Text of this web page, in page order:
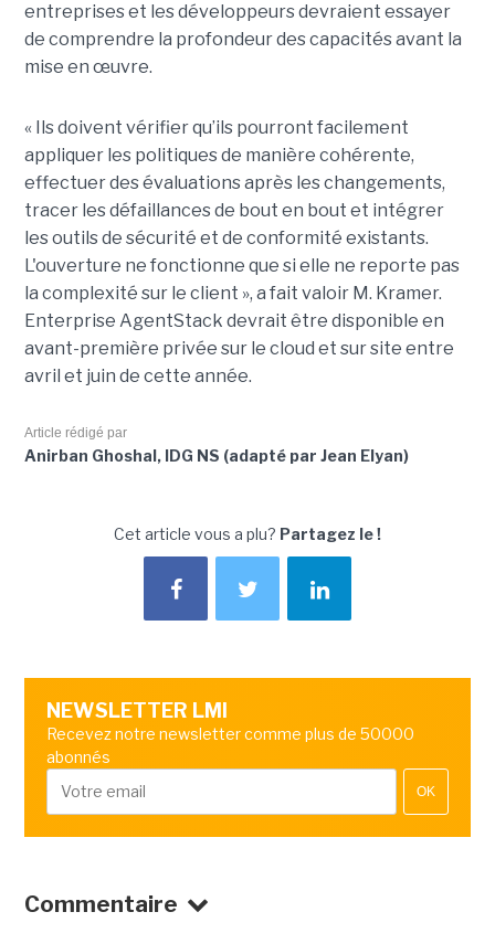
entreprises et les développeurs devraient essayer
de comprendre la profondeur des capacités avant la
mise en œuvre.
« Ils doivent vérifier qu’ils pourront facilement
appliquer les politiques de manière cohérente,
effectuer des évaluations après les changements,
tracer les défaillances de bout en bout et intégrer
les outils de sécurité et de conformité existants.
L'ouverture ne fonctionne que si elle ne reporte pas
la complexité sur le client », a fait valoir M. Kramer.
Enterprise AgentStack devrait être disponible en
avant-première privée sur le cloud et sur site entre
avril et juin de cette année.
Article rédigé par
Anirban Ghoshal, IDG NS (adapté par Jean Elyan)
Cet article vous a plu? Partagez le !
NEWSLETTER LMI
Recevez notre newsletter comme plus de 50000
abonnés
OK
Commentaire